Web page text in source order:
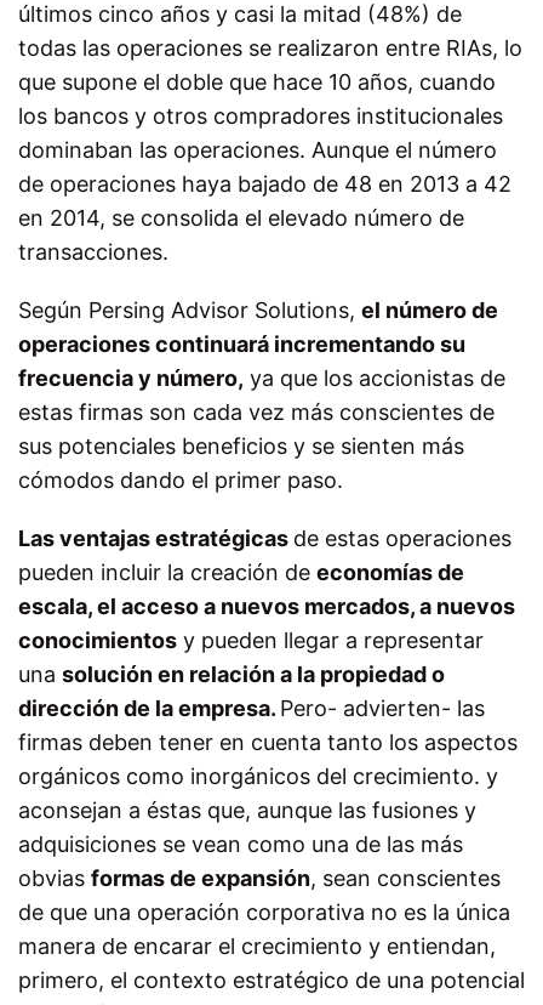
últimos cinco años y casi la mitad (48%) de
todas las operaciones se realizaron entre RIAs, lo
que supone el doble que hace 10 años, cuando
los bancos y otros compradores institucionales
dominaban las operaciones. Aunque el número
de operaciones haya bajado de 48 en 2013 a 42
en 2014, se consolida el elevado número de
transacciones.
Según Persing Advisor Solutions, el número de
operaciones continuará incrementando su
frecuencia y número, ya que los accionistas de
estas firmas son cada vez más conscientes de
sus potenciales beneficios y se sienten más
cómodos dando el primer paso.
Las ventajas estratégicas de estas operaciones
pueden incluir la creación de economías de
escala, el acceso a nuevos mercados, a nuevos
conocimientos y pueden llegar a representar
una solución en relación a la propiedad o
dirección de la empresa. Pero- advierten- las
firmas deben tener en cuenta tanto los aspectos
orgánicos como inorgánicos del crecimiento. y
aconsejan a éstas que, aunque las fusiones y
adquisiciones se vean como una de las más
obvias formas de expansión, sean conscientes
de que una operación corporativa no es la única
manera de encarar el crecimiento y entiendan,
primero, el contexto estratégico de una potencial